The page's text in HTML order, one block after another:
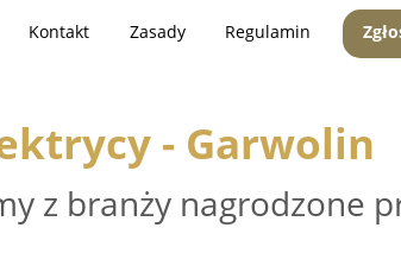
Kontakt Zasady Regulamin
- Garwolin
z branży nagrodzone